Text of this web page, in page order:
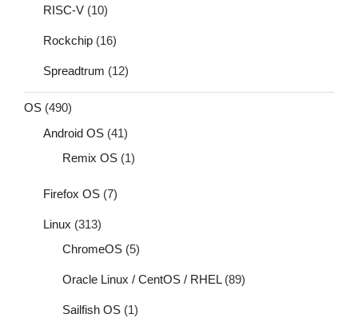
RISC-V (10)
Rockchip (16)
Spreadtrum (12)
OS (490)
Android OS (41)
Remix OS (1)
Firefox OS (7)
Linux (313)
ChromeOS (5)
Oracle Linux / CentOS / RHEL(89)
Sailfish OS (1)